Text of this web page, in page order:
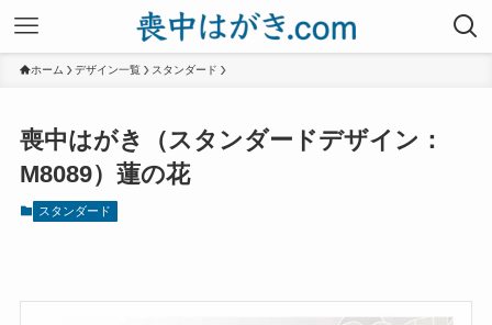
ホーム デザイン一覧 スタンダード
喪中はがき（スタンダードデザイン：
M8089）蓮の花
スタンダード